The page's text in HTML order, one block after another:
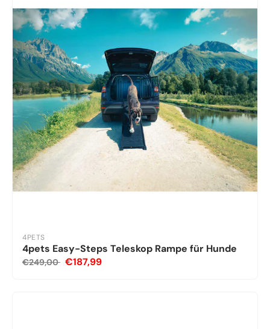
4PETS
4pets Easy-Steps Teleskop Rampe für Hunde
€249,00 €187,99